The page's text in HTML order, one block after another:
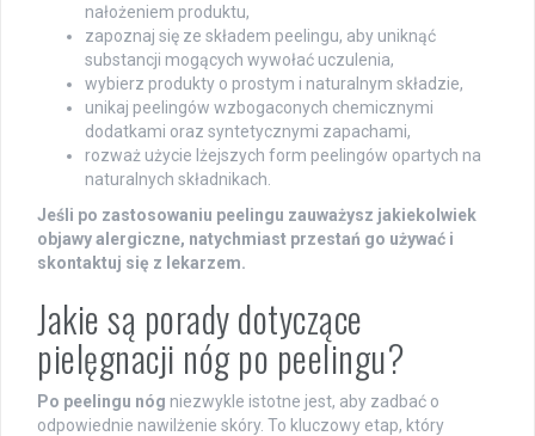
nałożeniem produktu,
zapoznaj się ze składem peelingu, aby uniknąć
substancji mogących wywołać uczulenia,
wybierz produkty o prostym i naturalnym składzie,
unikaj peelingów wzbogaconych chemicznymi
dodatkami oraz syntetycznymi zapachami,
rozważ użycie lżejszych form peelingów opartych na
naturalnych składnikach.
Jeśli po zastosowaniu peelingu zauważysz jakiekolwiek
objawy alergiczne, natychmiast przestań go używać i
skontaktuj się z lekarzem.
Jakie są porady dotyczące
pielęgnacji nóg po peelingu?
Po peelingu nóg niezwykle istotne jest, aby zadbać o
odpowiednie nawilżenie skóry. To kluczowy etap, który